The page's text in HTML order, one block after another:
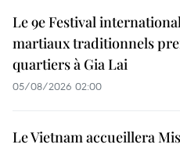
Le 9e Festival
martiaux traditionnels
quartiers à Gia Lai
05/08/2026 02:00
Le Vietnam accueillera